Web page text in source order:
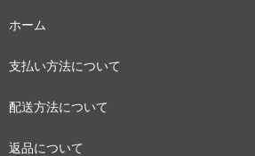
ホーム
支払い方法について
配送方法について
返品について